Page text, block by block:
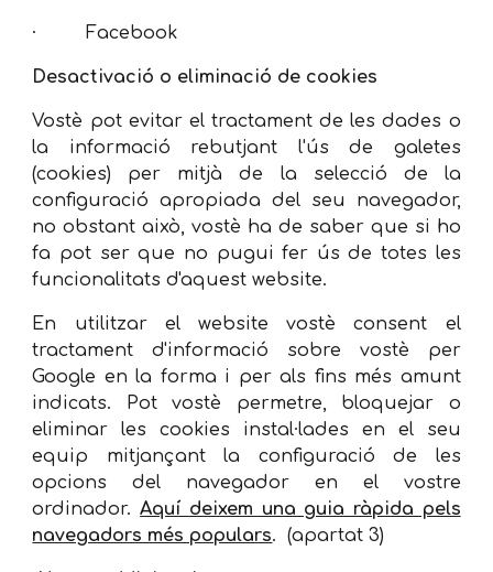
· Facebook
Desactivació o eliminació de cookies
Vostè pot evitar el tractament de les dades o
la informació rebutjant l'ús de galetes
(cookies) per mitjà de la selecció de la
configuració apropiada del seu navegador,
no obstant això, vostè ha de saber que si ho
fa pot ser que no pugui fer ús de totes les
funcionalitats d'aquest website.
En utilitzar el website vostè consent el
tractament d'informació sobre vostè per
Google en la forma i per als fins més amunt
indicats. Pot vostè permetre, bloquejar o
eliminar les cookies instal·lades en el seu
equip mitjançant la configuració de les
opcions del navegador en el vostre
ordinador.Aquí deixem una guia ràpida pels
navegadors més populars. (apartat 3)